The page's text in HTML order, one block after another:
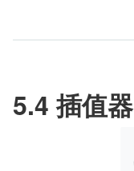
5.4 插值器